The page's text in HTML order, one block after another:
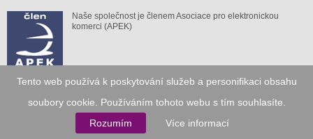
Tento web používá k poskytování služeb a personifikaci obsahu
soubory cookie. Používáním tohoto webu s tím souhlasíte.
Rozumím
Více informací
Naše společnost je členem Asociace pro elektronickou
komerci (APEK)
Již od roku 2010